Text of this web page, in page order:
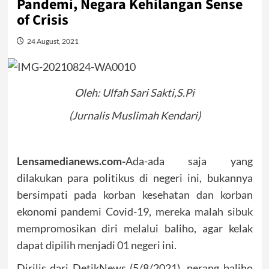
Pandemi, Negara Kehilangan Sense
of Crisis
24 August, 2021
Oleh: Ulfah Sari Sakti,S.Pi
(Jurnalis Muslimah Kendari)
Lensamedianews.com-Ada-ada saja yang
dilakukan para politikus di negeri ini, bukannya
bersimpati pada korban kesehatan dan korban
ekonomi pandemi Covid-19, mereka malah sibuk
mempromosikan diri melalui baliho, agar kelak
dapat dipilih menjadi 01 negeri ini.